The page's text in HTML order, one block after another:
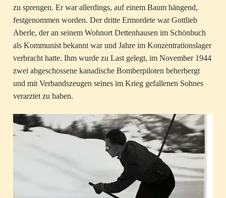
zu sprengen. Er war allerdings, auf einem Baum hängend,
festgenommen worden. Der dritte Ermordete war Gottlieb
Aberle, der an seinem Wohnort Dettenhausen im Schönbuch
als Kommunist bekannt war und Jahre im Konzentrationslager
verbracht hatte. Ihm wurde zu Last gelegt, im November 1944
zwei abgeschossene kanadische Bomberpiloten beherbergt
und mit Verbandszeugen seines im Krieg gefallenen Sohnes
verarztet zu haben.